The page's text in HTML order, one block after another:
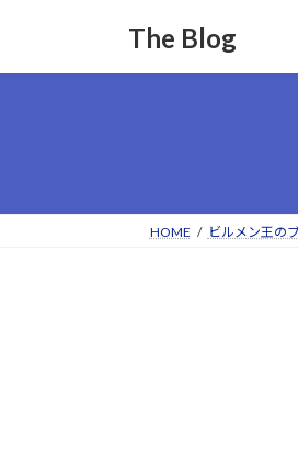
The Blog
HOME ビルメン王の